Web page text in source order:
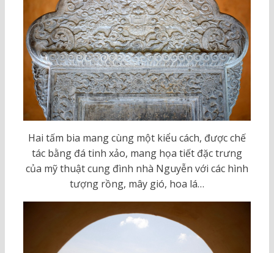
Hai tấm bia mang cùng một kiểu cách, được chế
tác bằng đá tinh xảo, mang họa tiết đặc trưng
của mỹ thuật cung đình nhà Nguyễn với các hình
tượng rồng, mây gió, hoa lá…